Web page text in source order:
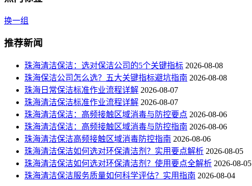
换一组
推荐新闻
珠海清洁保洁：选对保洁公司的5个关键指标 2026-08-08
珠海保洁公司怎么选？五大关键指标避坑指南 2026-08-08
珠海日常保洁标准作业流程详解 2026-08-07
珠海清洁保洁标准作业流程详解 2026-08-07
珠海清洁保洁：高频接触区域消毒与防控要点 2026-08-06
珠海清洁保洁：高频接触区域消毒与防控指南 2026-08-06
珠海清洁保洁高频接触区域消毒防控指南 2026-08-06
珠海清洁保洁如何选对环保清洁剂？实用要点解析 2026-08-05
珠海清洁保洁如何选对环保清洁剂？使用要点全解析 2026-08-05
珠海清洁保洁服务质量如何科学评估？实用指南 2026-08-04